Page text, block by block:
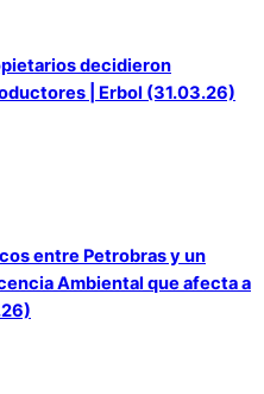
decidieron
| Erbol (31.03.26)
entre Petrobras y un
Ambiental que afecta a